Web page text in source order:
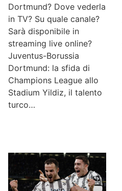
Dortmund? Dove vederla
in TV? Su quale canale?
Sarà disponibile in
streaming live online?
Juventus-Borussia
Dortmund: la sfida di
Champions League allo
Stadium Yildiz, il talento
turco…